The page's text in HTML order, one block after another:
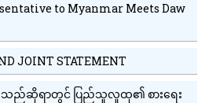
to Myanmar Meets Daw
JOINT STATEMENT
သည်ဆိုရာတွင် ပြည်သူလူထု၏ စားရေး